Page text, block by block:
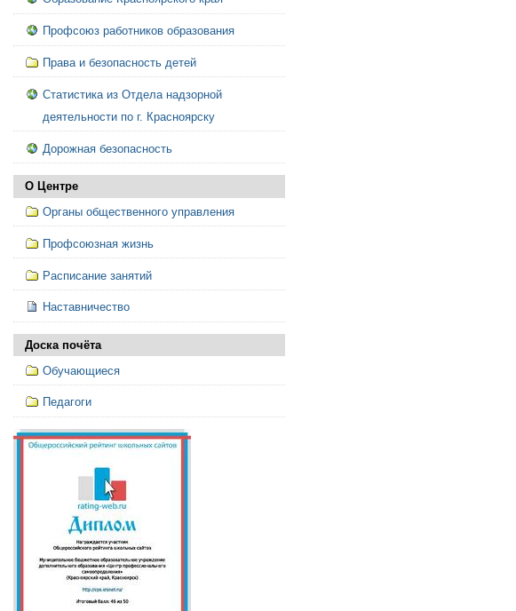
Профсоюз работников образования
Права и безопасность детей
Статистика из Отдела надзорной
деятельности по г. Красноярску
Дорожная безопасность
О Центре
Органы общественного управления
Профсоюзная жизнь
Расписание занятий
Наставничество
Доска почёта
Обучающиеся
Педагоги